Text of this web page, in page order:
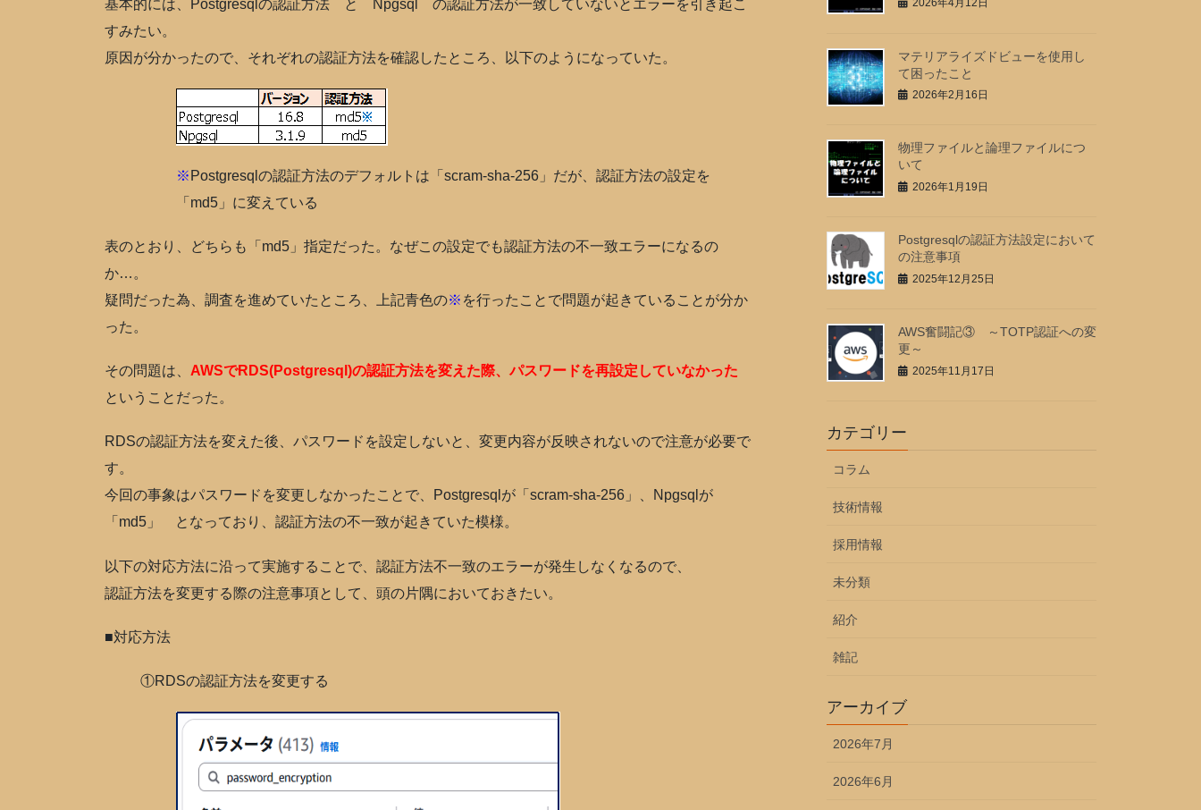
基本的には、Postgresqlの認証方法 と Npgsql の認証方法が一致していないとエラーを引き起こ
すみたい。
原因が分かったので、それぞれの認証方法を確認したところ、以下のようになっていた。
※ Postgresqlの認証方法のデフォルトは「scram-sha-256」だが、認証方法の設定を
「md5」に変えている
表のとおり、どちらも「md5」指定だった。なぜこの設定でも認証方法の不一致エラーになるの
か…。
疑問だった為、調査を進めていたところ、上記青色の※ を行ったことで問題が起きていることが分か
った。
その問題は、 AWSでRDS(Postgresql)の認証方法を変えた際、パスワードを再設定していなかった
ということだった。
RDSの認証方法を変えた後、パスワードを設定しないと、変更内容が反映されないので注意が必要で
す。
今回の事象はパスワードを変更しなかったことで、Postgresqlが「scram-sha-256」、Npgsqlが
「md5」 となっており、認証方法の不一致が起きていた模様。
以下の対応方法に沿って実施することで、認証方法不一致のエラーが発生しなくなるので、
認証方法を変更する際の注意事項として、頭の片隅においておきたい。
■対応方法
①RDSの認証方法を変更する
2026年4月12日
マテリアライズドビューを使用し
て困ったこと
2026年2月16日
物理ファイルと論理ファイルにつ
いて
2026年1月19日
Postgresqlの認証方法設定において
の注意事項
2025年12月25日
AWS奮闘記③ ～TOTP認証への変
更～
2025年11月17日
カテゴリー
コラム
技術情報
採用情報
未分類
紹介
雑記
アーカイブ
2026年7月
2026年6月